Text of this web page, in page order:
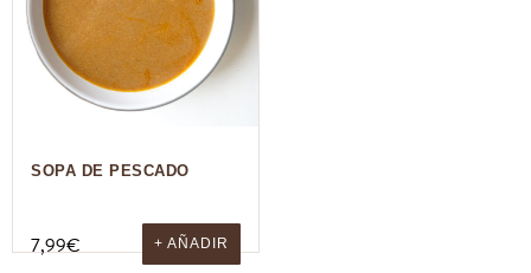
SOPA DE PESCADO
7,99€ + AÑADIR